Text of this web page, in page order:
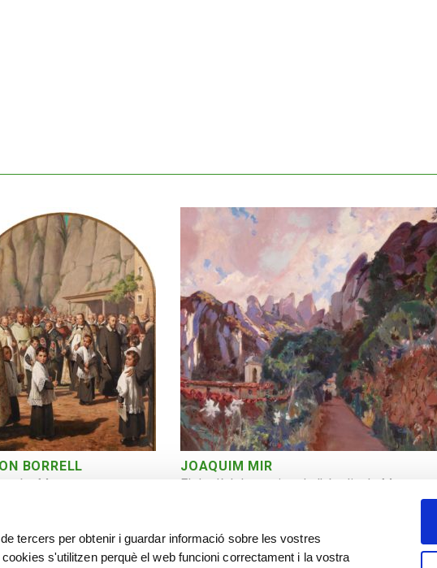
tercers per obtenir i guardar informació sobre les vostres
s'utilitzen perquè el web funcioni correctament i la vostra
BORRELL
a Montserrat
JOAQUIM MIR
El Jardí dels monjos de l’abadia de Montserrat